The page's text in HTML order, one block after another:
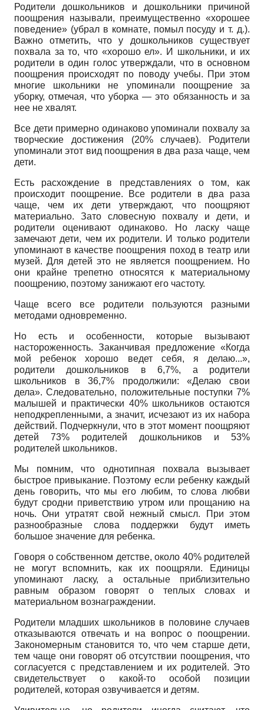
Родители дошкольников и дошкольники причиной
поощрения называли, преимущественно «хорошее
поведение» (убрал в комнате, помыл посуду и т. д.).
Важно отметить, что у дошкольников существует
похвала за то, что «хорошо ел». И школьники, и их
родители в один голос утверждали, что в основном
поощрения происходят по поводу учебы. При этом
многие школьники не упоминали поощрение за
уборку, отмечая, что уборка — это обязанность и за
нее не хвалят.
Все дети примерно одинаково упоминали похвалу за
творческие достижения (20% случаев). Родители
упоминали этот вид поощрения в два раза чаще, чем
дети.
Есть расхождение в представлениях о том, как
происходит поощрение. Все родители в два раза
чаще, чем их дети утверждают, что поощряют
материально. Зато словесную похвалу и дети, и
родители оценивают одинаково. Но ласку чаще
замечают дети, чем их родители. И только родители
упоминают в качестве поощрения поход в театр или
музей. Для детей это не является поощрением. Но
они крайне трепетно относятся к материальному
поощрению, поэтому занижают его частоту.
Чаще всего все родители пользуются разными
методами одновременно.
Но есть и особенности, которые вызывают
настороженность. Заканчивая предложение «Когда
мой ребенок хорошо ведет себя, я делаю...»,
родители дошкольников в 6,7%, а родители
школьников в 36,7% продолжили: «Делаю свои
дела». Следовательно, положительные поступки 7%
малышей и практически 40% школьников остаются
неподкрепленными, а значит, исчезают из их набора
действий. Подчеркнули, что в этот момент поощряют
детей 73% родителей дошкольников и 53%
родителей школьников.
Мы помним, что однотипная похвала вызывает
быстрое привыкание. Поэтому если ребенку каждый
день говорить, что мы его любим, то слова любви
будут сродни приветствию утром или прощанию на
ночь. Они утратят свой нежный смысл. При этом
разнообразные слова поддержки будут иметь
большое значение для ребенка.
Говоря о собственном детстве, около 40% родителей
не могут вспомнить, как их поощряли. Единицы
упоминают ласку, а остальные приблизительно
равным образом говорят о теплых словах и
материальном вознаграждении.
Родители младших школьников в половине случаев
отказываются отвечать и на вопрос о поощрении.
Закономерным становится то, что чем старше дети,
тем чаще они говорят об отсутствии поощрения, что
согласуется с представлением и их родителей. Это
свидетельствует о какой-то особой позиции
родителей, которая озвучивается и детям.